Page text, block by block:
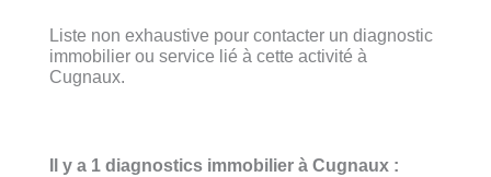
Liste non exhaustive pour contacter un diagnostic
immobilier ou service lié à cette activité à
Cugnaux.
Il y a 1 diagnostics immobilier à Cugnaux :